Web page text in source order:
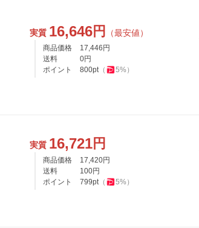
実質 16,646円 （最安値）
商品価格 17,446 円
送料
0円
ポイント
800pt（ 5%）
実質 16,721円
商品価格 17,420円
送料
100円
ポイント
799pt（ 5%）